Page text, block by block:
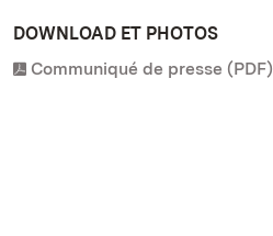
DOWNLOAD ET PHOTOS
Communiqué de presse (PDF)